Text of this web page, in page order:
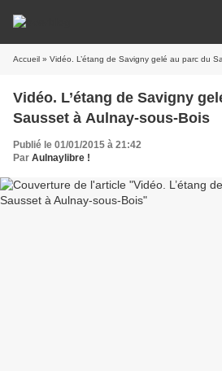
Accueil » Vidéo. L’étang de Savigny gelé au parc du
Vidéo. L’étang de Savigny
Sausset à Aulnay-sous-Bois
Publié le 01/01/2015 à 21:42
Par Aulnaylibre !